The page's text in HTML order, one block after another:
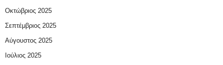
Οκτώβριος 2025
Σεπτέμβριος 2025
Αύγουστος 2025
Ιούλιος 2025